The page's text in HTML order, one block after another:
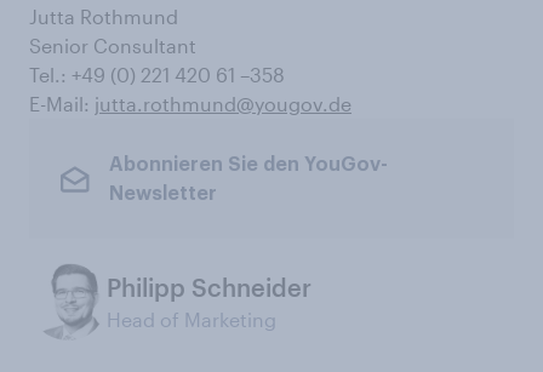
Jutta Rothmund
Senior Consultant
Tel.: +49 (0) 221 420 61 –358
E-Mail: jutta.rothmund@yougov.de
Abonnieren Sie den YouGov-
Newsletter
Philipp Schneider
Head of Marketing